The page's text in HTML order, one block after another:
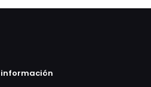
información